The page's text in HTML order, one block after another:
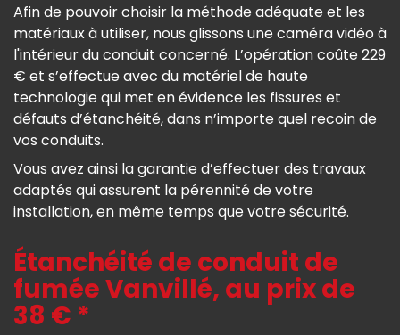
Afin de pouvoir choisir la méthode adéquate et les
matériaux à utiliser, nous glissons une caméra vidéo à
l'intérieur du conduit concerné. L’opération coûte 229
€ et s’effectue avec du matériel de haute
technologie qui met en évidence les fissures et
défauts d’étanchéité, dans n’importe quel recoin de
vos conduits.
Vous avez ainsi la garantie d’effectuer des travaux
adaptés qui assurent la pérennité de votre
installation, en même temps que votre sécurité.
Étanchéité de conduit de
fumée Vanvillé, au prix de
38 € *